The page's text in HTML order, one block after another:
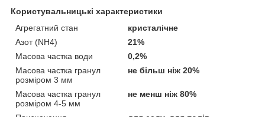
Користувальницькі характеристики
Агрегатний стан
кристалічне
Азот (NH4)
21%
Масова частка води
0,2%
Масова частка гранул
розміром 3 мм
не більш ніж 20%
Масова частка гранул
розміром 4-5 мм
не менш ніж 80%